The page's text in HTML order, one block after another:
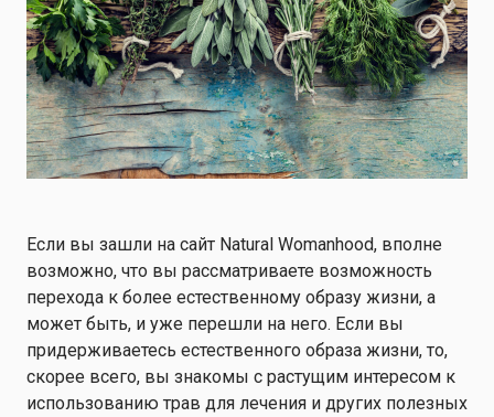
Если вы зашли на сайт Natural Womanhood, вполне
возможно, что вы рассматриваете возможность
перехода к более естественному образу жизни, а
может быть, и уже перешли на него. Если вы
придерживаетесь естественного образа жизни, то,
скорее всего, вы знакомы с растущим интересом к
использованию трав для лечения и других полезных